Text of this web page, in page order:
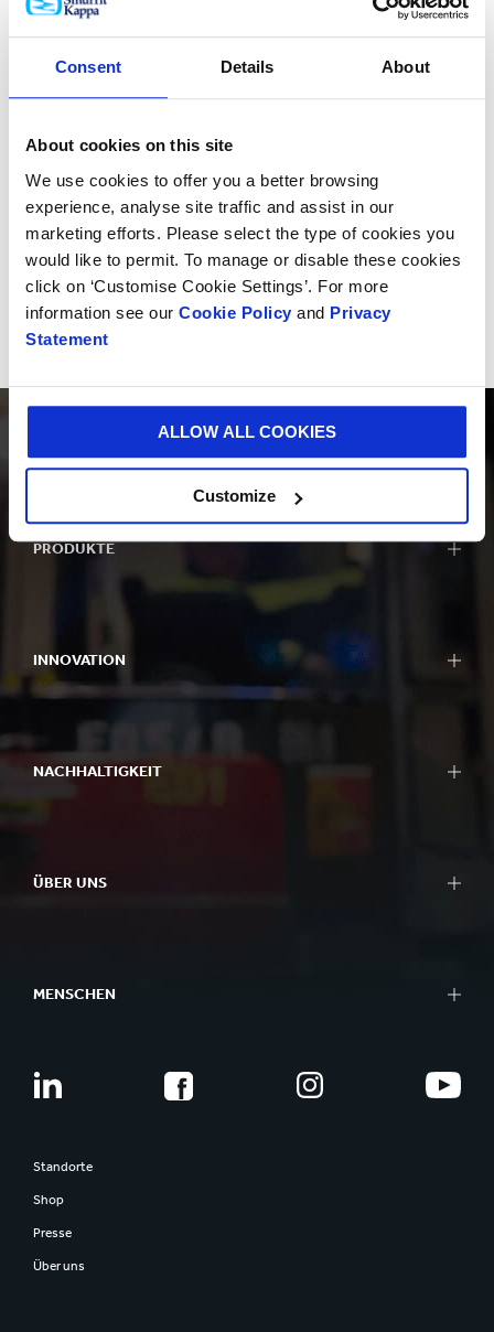
Consent Details About
About cookies on this site
We use cookies to offer you a better browsing
experience, analyse site traffic and assist in our
marketing efforts. Please select the type of cookies you
would like to permit. To manage or disable these cookies
click on ‘Customise Cookie Settings’. For more
information see our Cookie Policy and Privacy
Statement
ALLOW ALL COOKIES
Customize
Sie möchten sich gerne zu unseren Thementagen
Anmelden oder interessieren sich für einen
Kontaktformular bei unserem Experience Centre
Team.
Derzeit betreiben wir Experience Centre in Hamburg
und in Neuss. Weitere Flächen entstehen noch dieses
Jahr in Plattling (Bayern) und St. Leo-Rot (Baden-
Württemberg).
PRODUKTE
INNOVATION
NACHHALTIGKEIT
ÜBER UNS
MENSCHEN
Standorte
Shop
Presse
Über uns